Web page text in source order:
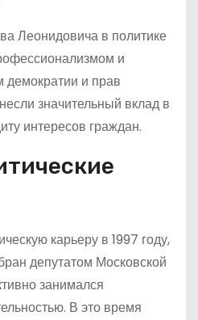
Леонидовича в политике
и
демократии и прав
значительный вклад в
интересов граждан.
карьеру в 1997 году,
депутатом Московской
занимался
В это время